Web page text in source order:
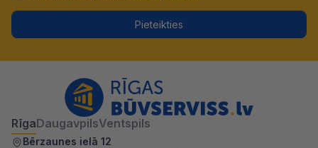
Pieteikties
RīgaDaugavpilsVentspils
Bērzaunes ielā 12